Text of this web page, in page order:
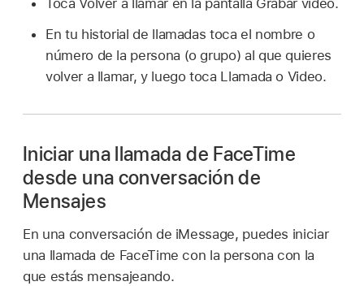
En tu historial de llamadas toca el nombre o
número de la persona (o grupo) al que quieres
volver a llamar, y luego toca Llamada o Video.
Iniciar una llamada de FaceTime
desde una conversación de
Mensajes
En una conversación de iMessage, puedes iniciar
una llamada de FaceTime con la persona con la
que estás mensajeando.